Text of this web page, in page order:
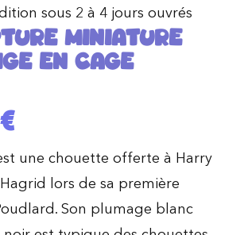
sous 2 à 4 jours ouvrés
miniature
en cage
€
une chouette offerte à Harry
lors de sa première
Son plumage blanc